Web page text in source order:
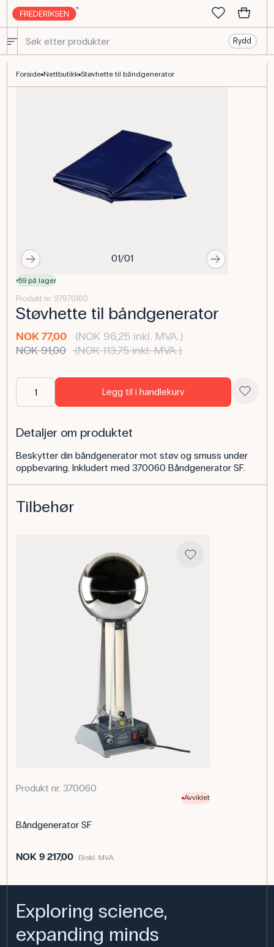
Rydd
Forside Nettbutikk Støvhette til båndgenerator
01/01
59 på lager
Produkt nr. 97970100
Støvhette til båndgenerator
NOK 77,00
(NOK 96,25 inkl. MVA.)
NOK 91,00 (NOK 113,75 inkl. MVA.)
Legg til i handlekurv
Detaljer om produktet
Beskytter din båndgenerator mot støv og smuss under
oppbevaring. Inkludert med 370060 Båndgenerator SF.
Tilbehør
Produkt nr. 370060
Avviklet
Båndgenerator SF
NOK 9 217,00 Ekskl. MVA.
Exploring science,
expanding minds